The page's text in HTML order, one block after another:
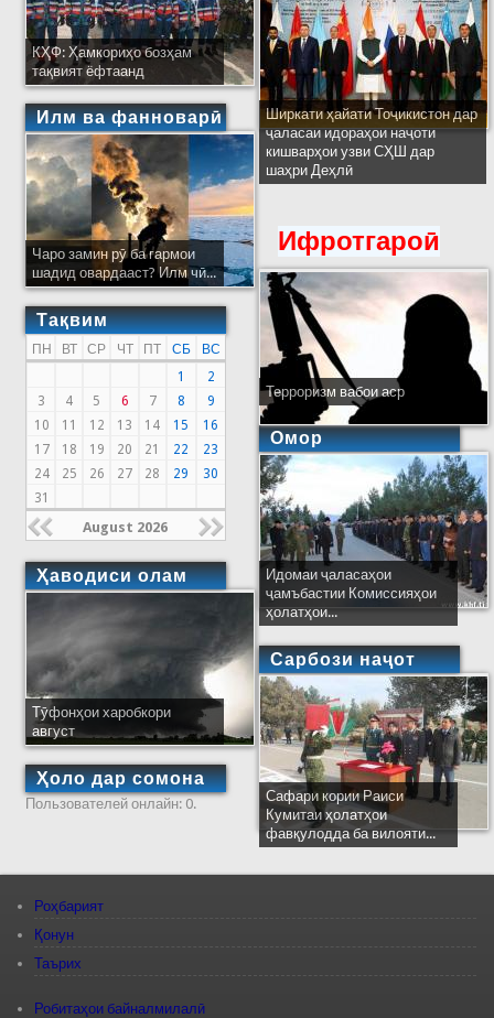
КҲФ: Ҳамкориҳо бозҳам
тақвият ёфтаанд
Илм ва фанноварӣ
Чаро замин рӯ ба гармои
шадид овардааст? Илм чӣ...
Тақвим
ПН ВТ СР ЧТ ПТ СБ
ВС
1
2
3
4 5 6 7 8
9
10
11 12 13 14 15
16
17
18 19 20 21 22
23
24
25 26 27 28 29
30
31
August 2026
Ҳаводиси олам
Тӯфонҳои харобкори
август
Ҳоло дар сомона
Пользователей онлайн: 0.
Ширкати ҳайати Тоҷикистон дар
ҷаласаи идораҳои наҷоти
кишварҳои узви СҲШ дар
шаҳри Деҳлӣ
Ифротгароӣ
Терроризм вабои аср
Омор
Идомаи ҷаласаҳои
ҷамъбастии Комиссияҳои
ҳолатҳои...
Сарбози наҷот
Сафари кории Раиси
Кумитаи ҳолатҳои
фавқулодда ба вилояти...
Роҳбарият
Қонун
Таърих
Робитаҳои байналмилалӣ